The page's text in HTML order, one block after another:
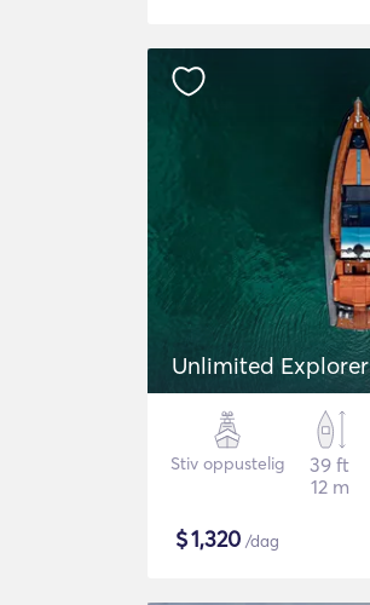
Unlimited
Stiv oppustelig
39 ft
12 m
$1,320 /dag